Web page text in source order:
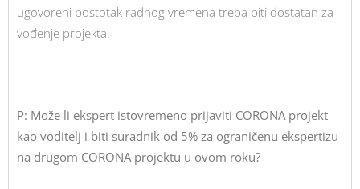
ugovoreni postotak radnog vremena treba biti dostatan za
vođenje projekta.
P: Može li ekspert istovremeno prijaviti CORONA projekt
kao voditelj i biti suradnik od 5% za ograničenu ekspertizu
na drugom CORONA projektu u ovom roku?